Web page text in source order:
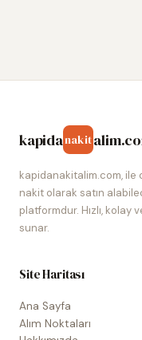
kapidanakit
kapidanakitalim.com, ile
nakit olarak satın
platformdur. Hızlı, kolay
sunar.
Site Haritası
Ana Sayfa
Alım Noktaları